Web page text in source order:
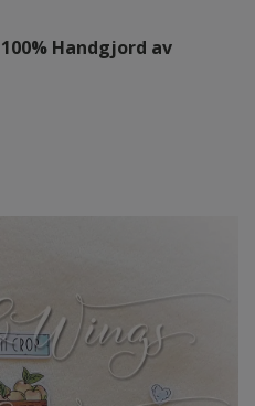
100% Handgjord av